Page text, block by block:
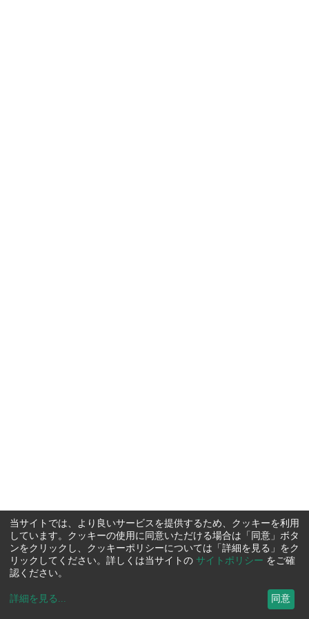
当サイトでは、より良いサービスを提供するため、クッキーを利用
しています。クッキーの使用に同意いただける場合は「同意」ボタ
ンをクリックし、クッキーポリシーについては「詳細を見る」をク
リックしてください。詳しくは当サイトの サイトポリシー をご確
認ください。
詳細を見る ... 同意